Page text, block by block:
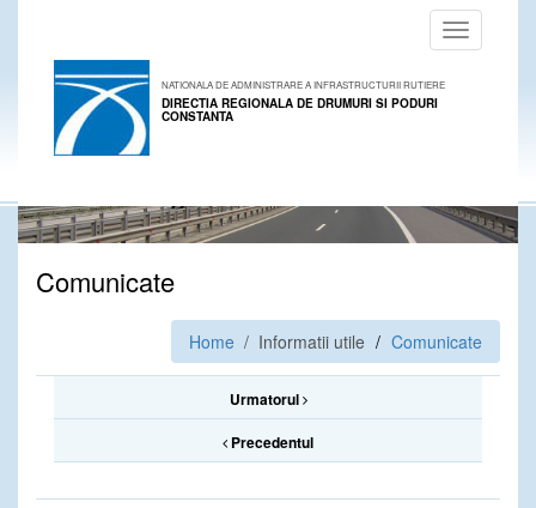
Toggle
navigation
NATIONALA DE ADMINISTRARE A INFRASTRUCTURII RUTIERE
DIRECTIA REGIONALA DE DRUMURI SI PODURI
CONSTANTA
Comunicate
Home / Informatii utile Comunicate
Urmatorul
Precedentul